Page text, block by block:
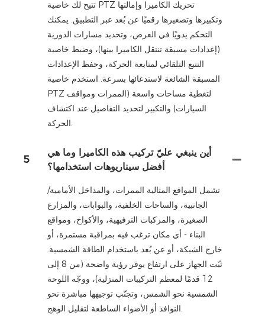
تتيح لك خاصية PTZ تحريك الكاميرا وإمالتها
وتكبيرها وتصغيرها رقميًا عن بُعد عبر التطبيق. يمكنك
التحكم يدويًا في العرض، وتحديد مسارات الدورية
(إعدادات مسبقة تنتقل الكاميرا بينها)، وضبط خاصية
التتبع التلقائي لمتابعة الحركة، وحفظ الإعدادات
المسبقة الشائعة لاستدعائها بسرعة. استخدم خاصية
PTZ لتغطية مساحات واسعة (الممرات ومواقف
السيارات) والتكبير لتحديد التفاصيل عند اكتشاف
الحركة.
5
أين ينبغي عليّ تركيب هذه الكاميرا وما هي
أفضل سيناريوهات استخدامها؟
تشمل المواقع المثالية الممرات، والمداخل الأمامية/
الجانبية، والساحات الخلفية، والبوابات، والمزارع
الصغيرة، والمركبات الترفيهية، والأكواخ، ومواقع
البناء - أي مكان ترغب فيه بمراقبة مستمرة، أو
خارج الشبكة، أو عن بُعد باستخدام الطاقة الشمسية.
ثبّت الجهاز على ارتفاع يوفر رؤية واضحة (من 8 إلى
12 قدمًا لمعظم التركيبات المنزلية)، ووجّه اللوحة
الشمسية نحو الشمس، وتجنّب توجيهها مباشرة نحو
النوافذ أو الأضواء الساطعة لتقليل الوهج.